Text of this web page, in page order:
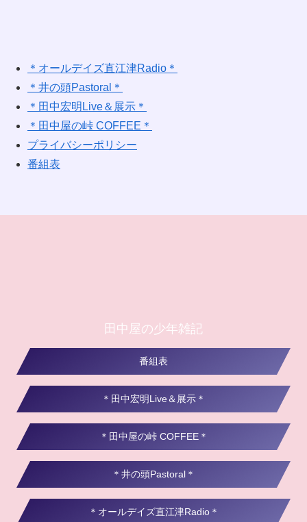
＊オールデイズ直江津Radio＊
＊井の頭Pastoral＊
＊田中宏明Live＆展示＊
＊田中屋の峠 COFFEE＊
プライバシーポリシー
番組表
田中屋の少年雑記
番組表
＊田中宏明Live＆展示＊
＊田中屋の峠 COFFEE＊
＊井の頭Pastoral＊
＊オールデイズ直江津Radio＊